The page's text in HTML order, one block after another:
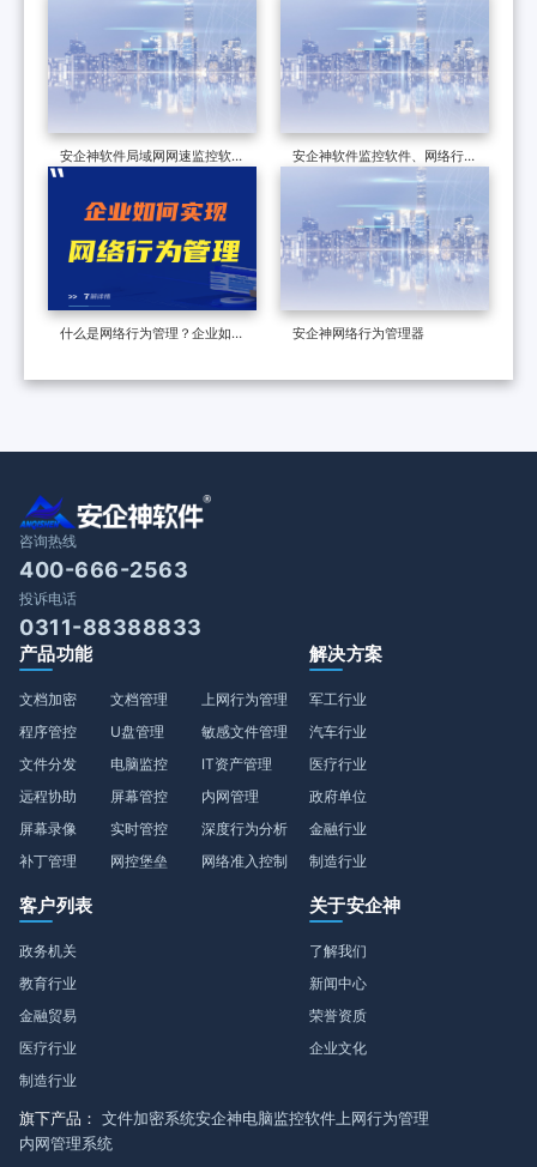
安企神软件局域网网速监控软
件、网络行为管理系统、公司电
脑管理系统、局域网远程监控软
件详细操作文档汇总
安企神软件监控软件、网络行为
管理软件、局域网限速软件为网
什么是网络行为管理？企业如何
安企神网络行为管理器
咨询热线
400-666-2563
投诉电话
0311-88388833
产品功能
文档加密
程序管控
文件分发
远程协助
屏幕录像
补丁管理
文档管理
U盘管理
电脑监控
屏幕管控
实时管控
网控堡垒
上网行为管理
敏感文件管理
IT资产管理
内网管理
深度行为分析
网络准入控制
解决方案
军工行业
汽车行业
医疗行业
政府单位
金融行业
制造行业
客户列表
政务机关
教育行业
金融贸易
医疗行业
制造行业
关于安企神
了解我们
新闻中心
荣誉资质
企业文化
旗下产品： 文件加密系统安企神电脑监控软件 上网行为管理
内网管理系统